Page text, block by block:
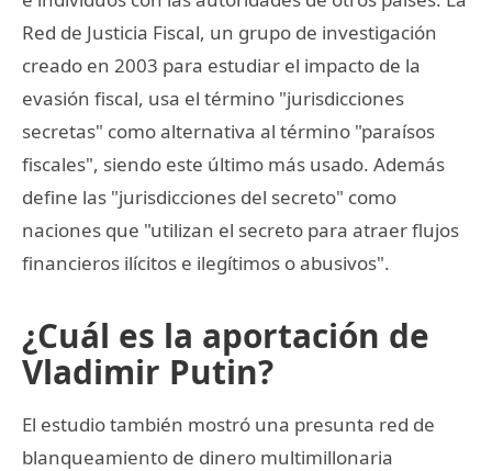
Red de Justicia Fiscal, un grupo de investigación
creado en 2003 para estudiar el impacto de la
evasión fiscal, usa el término "jurisdicciones
secretas" como alternativa al término "paraísos
fiscales", siendo este último más usado. Además
define las "jurisdicciones del secreto" como
naciones que "utilizan el secreto para atraer flujos
financieros ilícitos e ilegítimos o abusivos".
¿Cuál es la aportación de
Vladimir Putin?
El estudio también mostró una presunta red de
blanqueamiento de dinero multimillonaria